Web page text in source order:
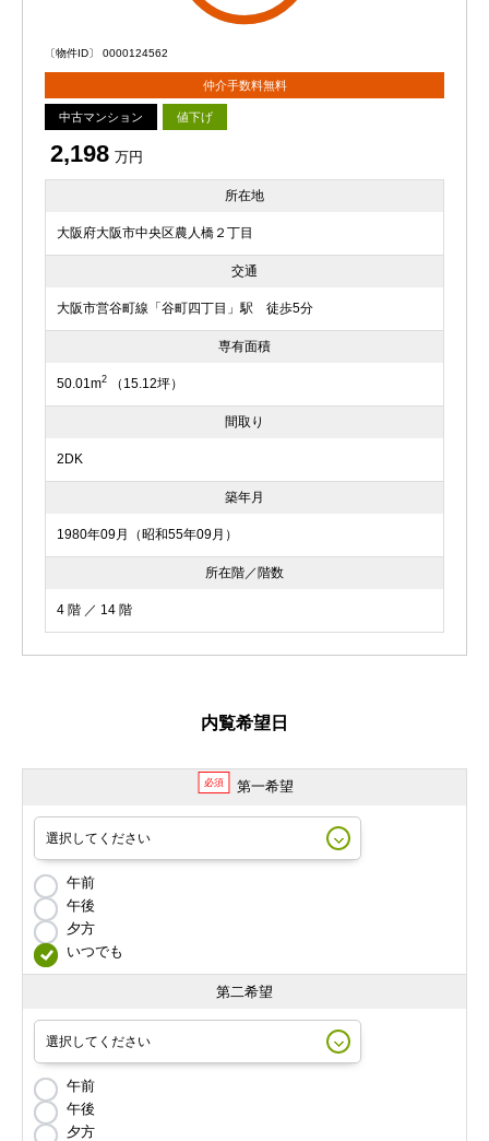
〔物件ID〕 0000124562
仲介手数料無料
中古マンション 値下げ
2,198 万円
所在地
大阪府大阪市中央区農人橋２丁目
交通
大阪市営谷町線「谷町四丁目」駅 徒歩5分
専有面積
50.01m2 （15.12坪）
間取り
2DK
築年月
1980年09月（昭和55年09月）
所在階／階数
4 階 ／ 14 階
内覧希望日
必須 第一希望
午前
午後
夕方
いつでも
第二希望
午前
午後
夕方